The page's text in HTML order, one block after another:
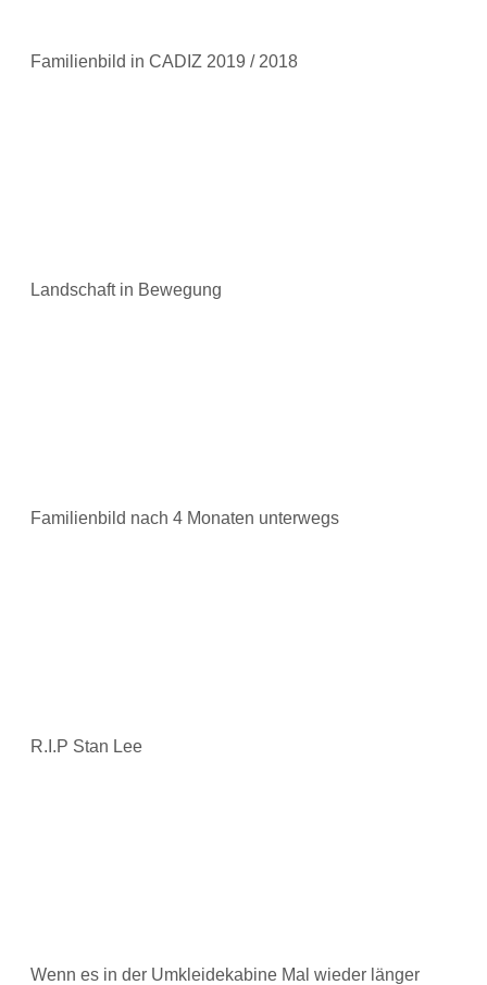
Familienbild in CADIZ 2019 / 2018
Landschaft in Bewegung
Familienbild nach 4 Monaten unterwegs
R.I.P Stan Lee
Wenn es in der Umkleidekabine Mal wieder länger